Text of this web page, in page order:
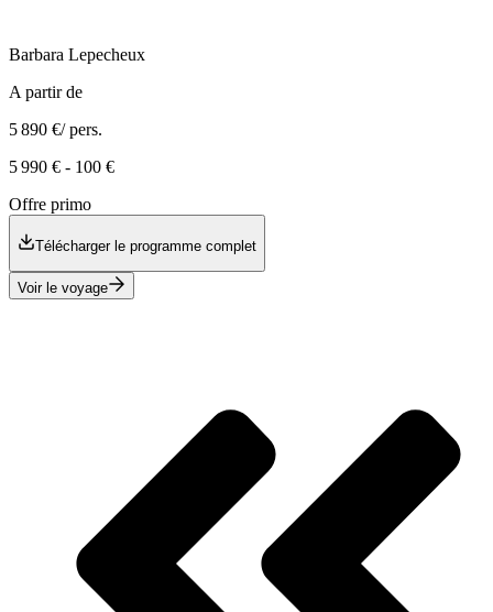
Barbara Lepecheux
A partir de
5 890 €/ pers.
5 990 € - 100 €
Offre primo
Télécharger le programme complet
Voir le voyage